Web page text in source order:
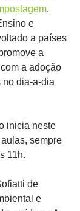
.
e
a países
a
a adoção
no dia-a-dia
inicia neste
sempre
11h.
de
e